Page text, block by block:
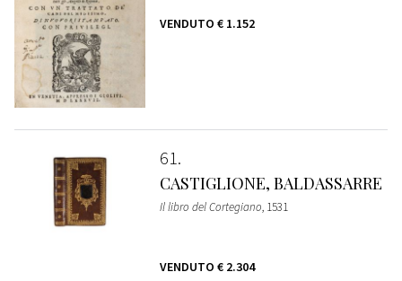
VENDUTO € 1.152
61
CASTIGLIONE, BALDASSARRE
Il libro del Cortegiano, 1531
VENDUTO € 2.304